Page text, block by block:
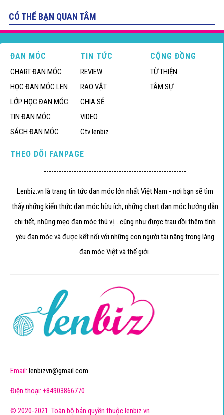
CÓ THỂ BẠN QUAN TÂM
ĐAN MÓC
CHART ĐAN MÓC
HỌC ĐAN MÓC LEN
LỚP HỌC ĐAN MÓC
TIN ĐAN MÓC
SÁCH ĐAN MÓC
TIN TỨC
REVIEW
RAO VẶT
CHIA SẺ
VIDEO
Ctv lenbiz
CỘNG ĐỒNG
TỪ THIỆN
TÂM SỰ
THEO DÕI FANPAGE
---------------------------------------------------------
Lenbiz.vn là trang tin tức đan móc lớn nhất Việt Nam - nơi bạn sẽ tìm
thấy những kiến thức đan móc hữu ích, những chart đan móc hướng dẫn
chi tiết, những mẹo đan móc thú vị... cũng như được trau dồi thêm tình
yêu đan móc và được kết nối với những con người tài năng trong làng
đan móc Việt và thế giới.
Email:lenbizvn@gmail.com
Điện thoại: +84903866770
© 2020-2021. Toàn bộ bản quyền thuộc lenbiz.vn